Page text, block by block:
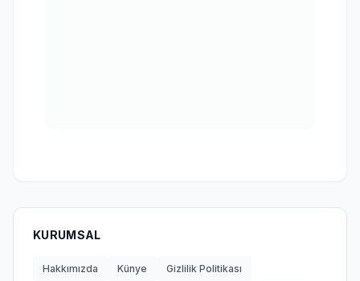
KURUMSAL
Hakkımızda Künye Gizlilik Politikası